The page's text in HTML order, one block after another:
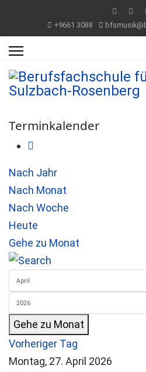
+9661 3088
Terminkalender
Nach Jahr
Nach Monat
Nach Woche
Heute
Gehe zu Monat
Gehe zu Monat
Vorheriger Tag
Montag, 27. April 2026